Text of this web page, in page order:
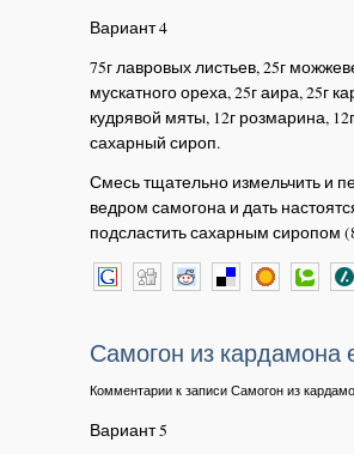
Вариант 4
75г лавровых листьев, 25г
мускатного ореха, 25г аира, 25г
кудрявой мяты, 12г розмарина,
сахарный сироп.
Смесь тщательно измельчить и
ведром самогона и дать
подсластить сахарным сиропом
Самогон из кардамона
Комментарии к записи Самогон из
Вариант 5